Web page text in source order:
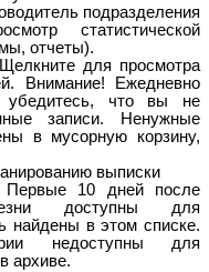
подразделения
статистической
отчеты).
для просмотра
Внимание! Ежедневно
убедитесь, что вы не
записи. Ненужные
в мусорную корзину,
выписки
Первые 10 дней после
доступны для
найдены в этом списке.
недоступны для
архиве.